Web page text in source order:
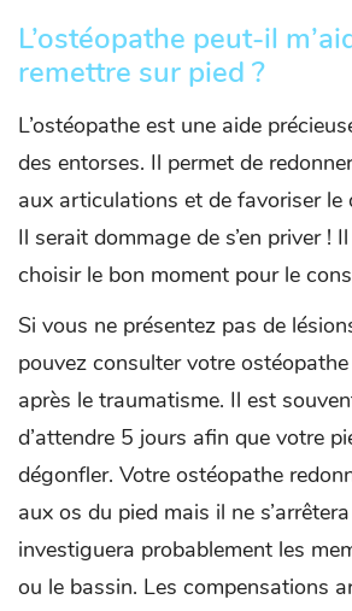
L’ostéopathe peut-il
remettre sur pied ?
L’ostéopathe est une aide
des entorses. Il permet de
aux articulations et de favoriser le
Il serait dommage de s’en priver !
choisir le bon moment pour le
Si vous ne présentez pas de
pouvez consulter votre
après le traumatisme. Il est
d’attendre 5 jours afin que votre
dégonfler. Votre ostéopathe
aux os du pied mais il ne
investiguera probablement les
ou le bassin. Les compensations